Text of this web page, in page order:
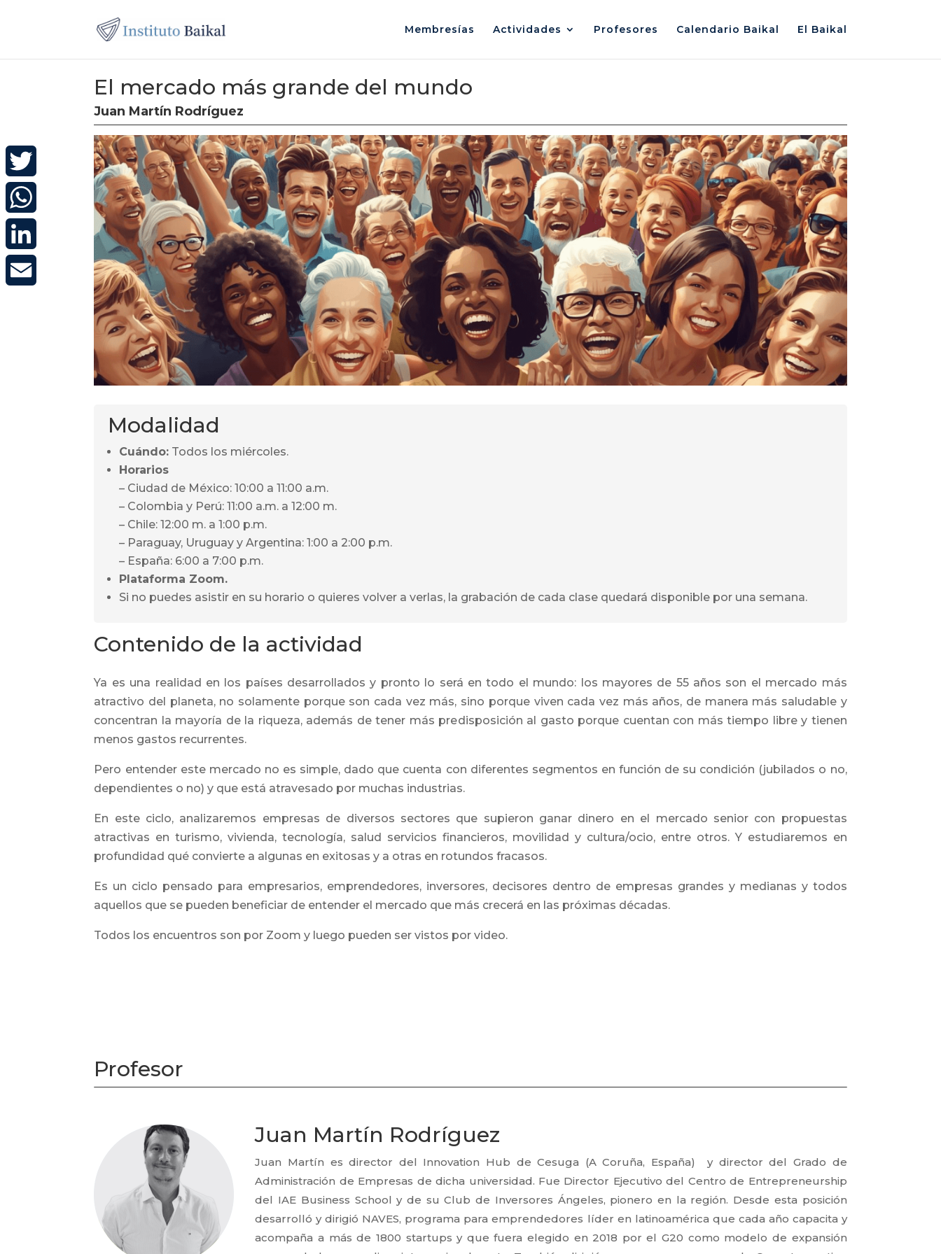
Membresías Actividades Profesores Calendario Baikal El Baikal
El mercado más grande del mundo
Juan Martín Rodríguez
Modalidad
Cuándo: Todos los miércoles.
Horarios
– Ciudad de México: 10:00 a 11:00 a.m.
– Colombia y Perú: 11:00 a.m. a 12:00 m.
– Chile: 12:00 m. a 1:00 p.m.
– Paraguay, Uruguay y Argentina: 1:00 a 2:00 p.m.
– España: 6:00 a 7:00 p.m.
Plataforma Zoom.
Si no puedes asistir en su horario o quieres volver a verlas, la grabación de cada clase quedará disponible por una semana.
Contenido de la actividad
Ya es una realidad en los países desarrollados y pronto lo será en todo el mundo: los mayores de 55 años son el mercado más
atractivo del planeta, no solamente porque son cada vez más, sino porque viven cada vez más años, de manera más saludable y
concentran la mayoría de la riqueza, además de tener más predisposición al gasto porque cuentan con más tiempo libre y tienen
menos gastos recurrentes.
Pero entender este mercado no es simple, dado que cuenta con diferentes segmentos en función de su condición (jubilados o no,
dependientes o no) y que está atravesado por muchas industrias.
En este ciclo, analizaremos empresas de diversos sectores que supieron ganar dinero en el mercado senior con propuestas
atractivas en turismo, vivienda, tecnología, salud servicios financieros, movilidad y cultura/ocio, entre otros. Y estudiaremos en
profundidad qué convierte a algunas en exitosas y a otras en rotundos fracasos.
Es un ciclo pensado para empresarios, emprendedores, inversores, decisores dentro de empresas grandes y medianas y todos
aquellos que se pueden beneficiar de entender el mercado que más crecerá en las próximas décadas.
Todos los encuentros son por Zoom y luego pueden ser vistos por video.
Profesor
Juan Martín Rodríguez
Juan Martín es director del Innovation Hub de Cesuga (A Coruña, España) y director del Grado de
Administración de Empresas de dicha universidad. Fue Director Ejecutivo del Centro de Entrepreneurship
del IAE Business School y de su Club de Inversores Ángeles, pionero en la región. Desde esta posición
desarrolló y dirigió NAVES, programa para emprendedores líder en latinoamérica que cada año capacita y
acompaña a más de 1800 startups y que fuera elegido en 2018 por el G20 como modelo de expansión
Twitter
WhatsApp
LinkedIn